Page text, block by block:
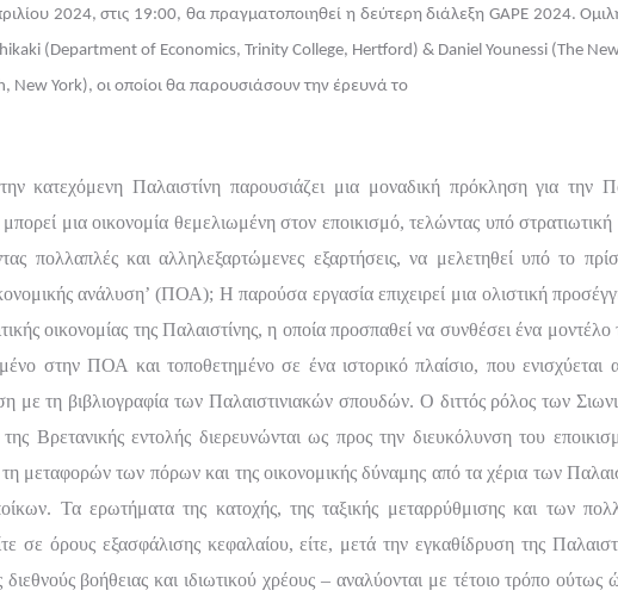
2024, στις 19:00, θα πραγματοποιηθεί η δεύτερη διάλεξη GAPE 2024.
(Department of Economics, Trinity College, Hertford) & Daniel Younessi (The
New York), οι οποίοι θα παρουσιάσουν την έρευνά το
κατεχόμενη Παλαιστίνη παρουσιάζει μια μοναδική πρόκληση για την
μια οικονομία θεμελιωμένη στον εποικισμό, τελώντας υπό στρατιωτική
πολλαπλές και αλληλεξαρτώμενες εξαρτήσεις, να μελετηθεί υπό το
ανάλυση’ (ΠΟΑ); Η παρούσα εργασία επιχειρεί μια ολιστική
οικονομίας της Παλαιστίνης, η οποία προσπαθεί να συνθέσει ένα μοντέλο
στην ΠΟΑ και τοποθετημένο σε ένα ιστορικό πλαίσιο, που ενισχύεται
με τη βιβλιογραφία των Παλαιστινιακών σπουδών. Ο διττός ρόλος των
Βρετανικής εντολής διερευνώνται ως προς την διευκόλυνση του
τη μεταφορών των πόρων και της οικονομικής δύναμης από τα χέρια των
Τα ερωτήματα της κατοχής, της ταξικής μεταρρύθμισης και των
σε όρους εξασφάλισης κεφαλαίου, είτε, μετά την εγκαθίδρυση της
βοήθειας και ιδιωτικού χρέους – αναλύονται με τέτοιο τρόπο ούτως